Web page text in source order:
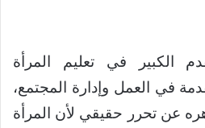
الكبير في تعليم المرأة
في العمل وإدارة المجتمع،
عن تحرر حقيقي لأن المرأة